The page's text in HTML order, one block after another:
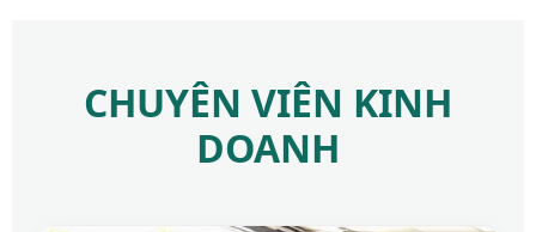
CHUYÊN VIÊN KINH
DOANH